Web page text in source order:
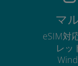
マ
eSIM対
レッ